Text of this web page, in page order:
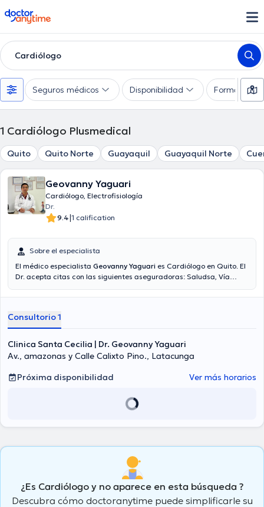
doctoranytime
Cardiólogo
Seguros médicos Disponibilidad Formas de
1 Cardiólogo Plusmedical
Quito Quito Norte Guayaquil Guayaquil Norte
Geovanny Yaguari
Cardiólogo, Electrofisiología
Dr.
9.4|1 calification
Sobre el especialista
El médico especialista Geovanny Yaguari es Cardiólogo en Quito. El
Dr. acepta citas con las siguientes aseguradoras: Saludsa, Vía
consultorio abarca todo lo relacionado con Insuficiencia cardíaca,
Consultorio 1
Clinica Santa Cecilia | Dr. Geovanny Yaguari
Av., amazonas y Calle Calixto Pino., Latacunga
Próxima disponibilidad
Ver más horarios
¿Es Cardiólogo y no aparece en esta búsqueda ?
Descubra cómo doctoranytime puede simplificarle su